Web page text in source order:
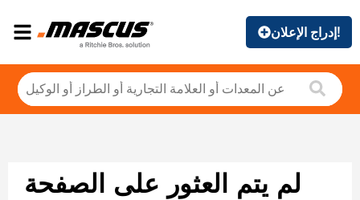
إدراج الإعلان!
لم يتم العثور على الصفحة